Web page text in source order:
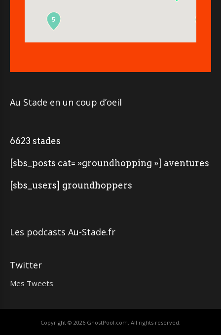
5
Au Stade en un coup d’oeil
6623 stades
[sbs_posts cat= »groundhopping »] aventures
[sbs_users] groundhoppers
Les podcasts Au-Stade.fr
Twitter
Mes Tweets
Copyright © 2026 GhostPool.com. All rights reserved.